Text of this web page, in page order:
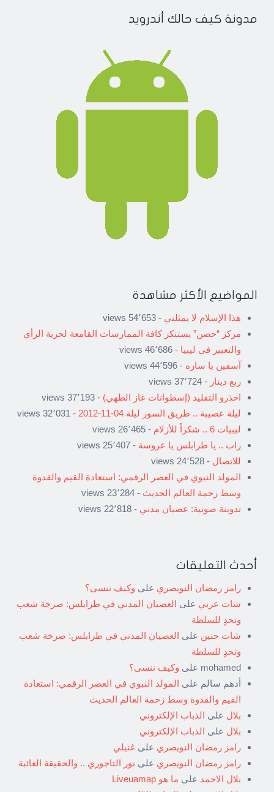
مدونة كيف حالك أندرويد
المواضيع الأكثر مشاهدة
هذا الإسلام لا يمثلني - 54٬653 views
مركز “حصن” يستنكر كافة الممارسات القامعة لحرية الرأي
والتعبير في ليبيا - 46٬686 views
آسفين يا ساره - 44٬596 views
ربع دينار - 37٬724 views
احذرو التقليد (إسطوانات غاز الطهي) - 37٬193 views
ليلة عصيبة .. طريق السور ليلة 04-11-2012
- 32٬031 views
ليبيات 6 .. شكراً للأزلام
- 26٬465 views
راب .. يا طرابلس يا عروسة - 25٬407 views
للاتصال - 24٬528 views
المولد النبوي في العصر الرقمي: استعادة القيم والقدوة
وسط زحمة العالم الحديث - 23٬284 views
تدوينة صوتية: عصيان مدني - 22٬818 views
أحدث التعليقات
رامز رمضان النويصري على وكيف ننسى؟
شات عربي على العصيان المدني في طرابلس: صرخة شعب
وتحدٍ للسلطة
شات حنين على العصيان المدني في طرابلس: صرخة شعب
وتحدٍ للسلطة
mohamed على وكيف ننسى؟
أدهم سالم على المولد النبوي في العصر الرقمي: استعادة
القيم والقدوة وسط زحمة العالم الحديث
بلال على الذباب الإلكتروني
بلال على الذباب الإلكتروني
رامز رمضان النويصري على غنيلي
رامز رمضان النويصري على نور التاجوري .. والحقيقة الغائبة
بلال الاحمد على ما هو Liveuamap